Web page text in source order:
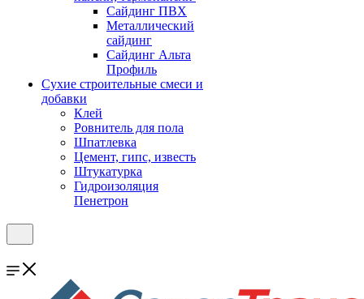
Сайдинг ПВХ
Металлический
сайдинг
Сайдинг Альта
Профиль
Сухие строительные смеси и
добавки
Клей
Ровнитель для пола
Шпатлевка
Цемент, гипс, известь
Штукатурка
Гидроизоляция
Пенетрон